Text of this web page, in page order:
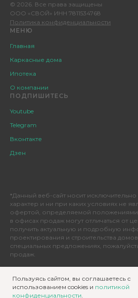
© 2026. Все права защищены
ООО «СВОЙ» ИНН 7811534768
Политика конфиденциальности
МЕНЮ
Главная
Каркасные дома
Ипотека
О компании
ПОДПИШИТЕСЬ
Youtube
Telegram
Вконтакте
Дзен
*Данный веб-сайт носит
характер и ни при каких условиях не
офертой, определяемой положениями
в офисах продаж могут отличаться от
получить актуальную и подробную
проектирования и строительства
специальных предложениях,
продаж.
Пользуясь сайтом, вы соглашаетесь с
использованием cookies и политикой
конфиденциальности.